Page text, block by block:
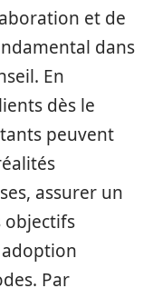
et de
dans
En
dès le
peuvent
assurer un
objectifs
Par